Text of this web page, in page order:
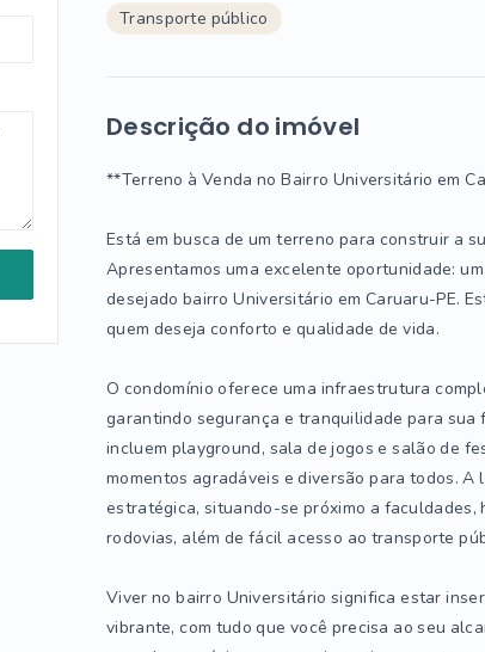
Transporte público
Descrição do imóvel
**Terreno à Venda no Bairro Universitário em
Está em busca de um terreno para construir a
Apresentamos uma excelente oportunidade:
desejado bairro Universitário em Caruaru-PE.
quem deseja conforto e qualidade de vida.
O condomínio oferece uma infraestrutura
garantindo segurança e tranquilidade para sua
incluem playground, sala de jogos e salão de
momentos agradáveis e diversão para todos. A
estratégica, situando-se próximo a faculdades,
rodovias, além de fácil acesso ao transporte
Viver no bairro Universitário significa estar
vibrante, com tudo que você precisa ao seu